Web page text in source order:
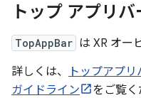
トップ アプリバ
TopAppBar は XR オー
詳しくは、
トップアプリ
ガイドライン
をご覧く